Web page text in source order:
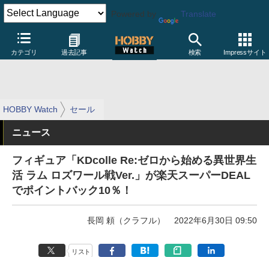
Powered by Translate
カテゴリ 過去記事 検索 Impressサイト
HOBBY Watch セール
ニュース
フィギュア「KDcolle Re:ゼロから始める異世界生
活 ラム ロズワール戦Ver.」が楽天スーパーDEAL
でポイントバック10％！
長岡 頼（クラフル） 2022年6月30日 09:50
リスト